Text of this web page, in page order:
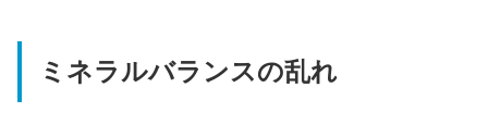
ミネラルバランスの乱れ